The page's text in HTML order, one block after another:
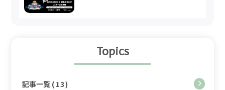
Topics
記事一覧(13)